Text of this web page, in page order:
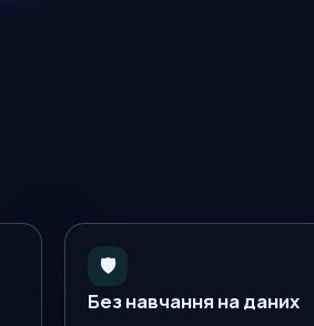
🛡️
Без навчання на даних